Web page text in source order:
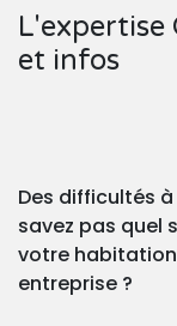
et infos
Des difficultés
savez pas quel
votre
entreprise ?